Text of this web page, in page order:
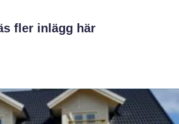
fler inlägg här